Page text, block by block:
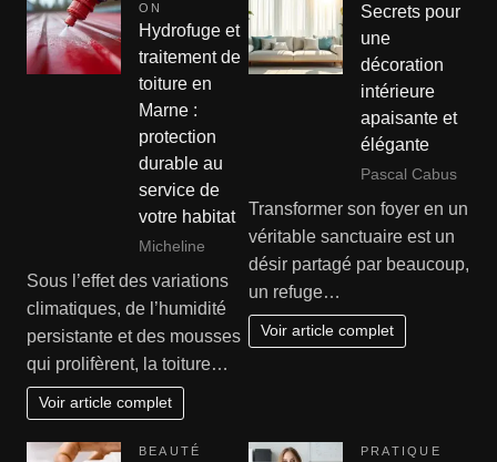
ON
Hydrofuge et
traitement de
toiture en
Marne :
protection
durable au
service de
votre habitat
Micheline
Sous l’effet des variations
climatiques, de l’humidité
persistante et des mousses
qui prolifèrent, la toiture…
Voir article complet
Secrets pour
une
décoration
intérieure
apaisante et
élégante
Pascal Cabus
Transformer son foyer en un
véritable sanctuaire est un
désir partagé par beaucoup,
un refuge…
Voir article complet
BEAUTÉ
PRATIQUE